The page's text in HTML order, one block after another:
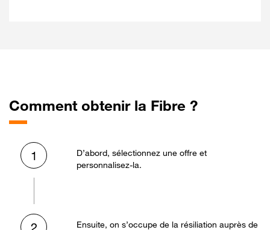
Comment obtenir la Fibre ?
1
D’abord, sélectionnez une offre et
personnalisez-la.
Ensuite, on s’occupe de la résiliation auprès de